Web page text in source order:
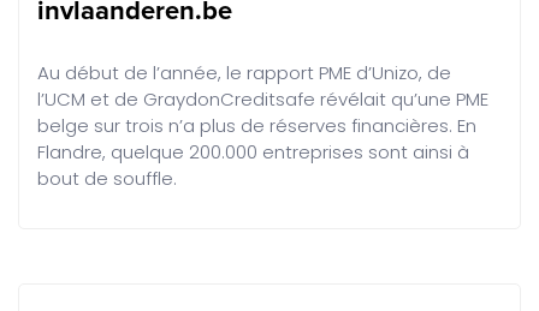
invlaanderen.be
Au début de l’année, le rapport PME d’Unizo, de
l’UCM et de GraydonCreditsafe révélait qu’une PME
belge sur trois n’a plus de réserves financières. En
Flandre, quelque 200.000 entreprises sont ainsi à
bout de souffle.